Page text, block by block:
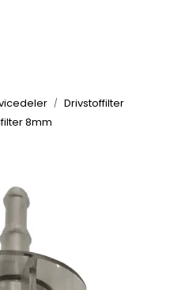
Drivstoffilter
8mm